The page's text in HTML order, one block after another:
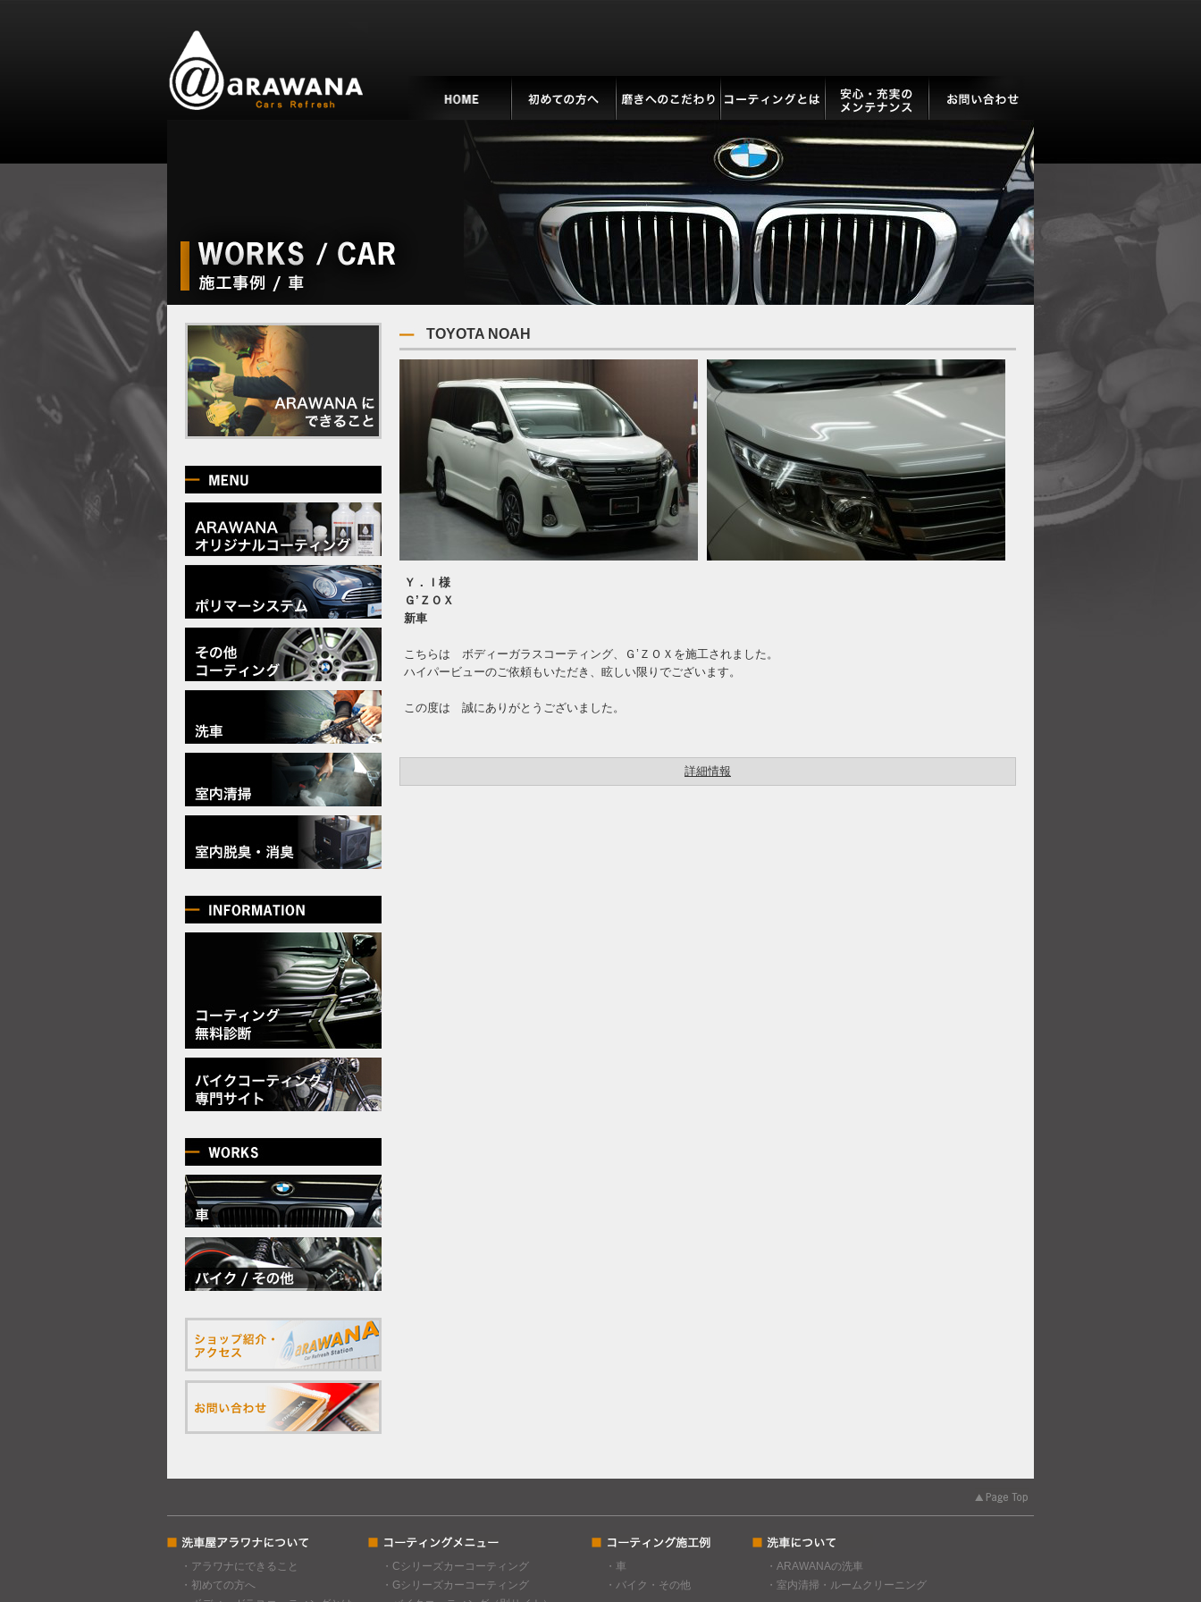
TOYOTA NOAH
Ｙ．Ｉ様
Ｇ’ＺＯＸ
新車
こちらは ボディーガラスコーティング、Ｇ’ＺＯＸを施工されました。
ハイパービューのご依頼もいただき、眩しい限りでございます。
この度は 誠にありがとうございました。
詳細情報
・アラワナにできること
・初めての方へ
・Cシリーズカーコーティング
・Gシリーズカーコーティング
・車
・バイク・その他
・ARAWANAの洗車
・室内清掃・ルームクリーニング